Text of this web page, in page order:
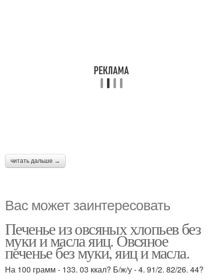
читать дальше →
Вас может заинтересовать
Печенье из овсяных хлопьев без
муки и масла яиц. Овсяное
печенье без муки, яиц и масла.
На 100 грамм - 133. 03 ккал? Б/ж/у - 4. 91/2. 82/26. 44?